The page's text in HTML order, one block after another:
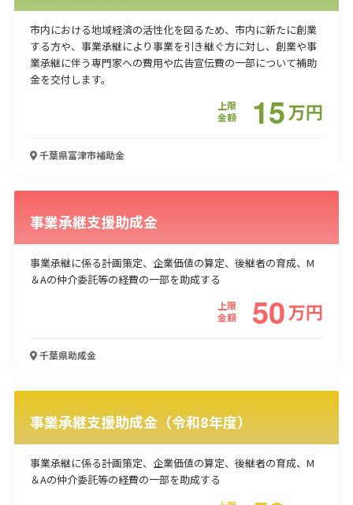
市内における地域経済の活性化を図るため、市内に新たに創業
する方や、事業承継により事業を引き継ぐ方に対し、創業や事
業承継に伴う専門家への費用や広告宣伝費の一部について補助
金を交付します。
上限
金額
15万円
千葉県富津市補助金
事業承継支援助成金
事業承継に係る計画策定、企業価値の算定、後継者の育成、M
＆Aの仲介委託等の経費の一部を助成する
上限
金額
50万円
千葉県助成金
事業承継支援助成金（令和8年度）
事業承継に係る計画策定、企業価値の算定、後継者の育成、M
＆Aの仲介委託等の経費の一部を助成する